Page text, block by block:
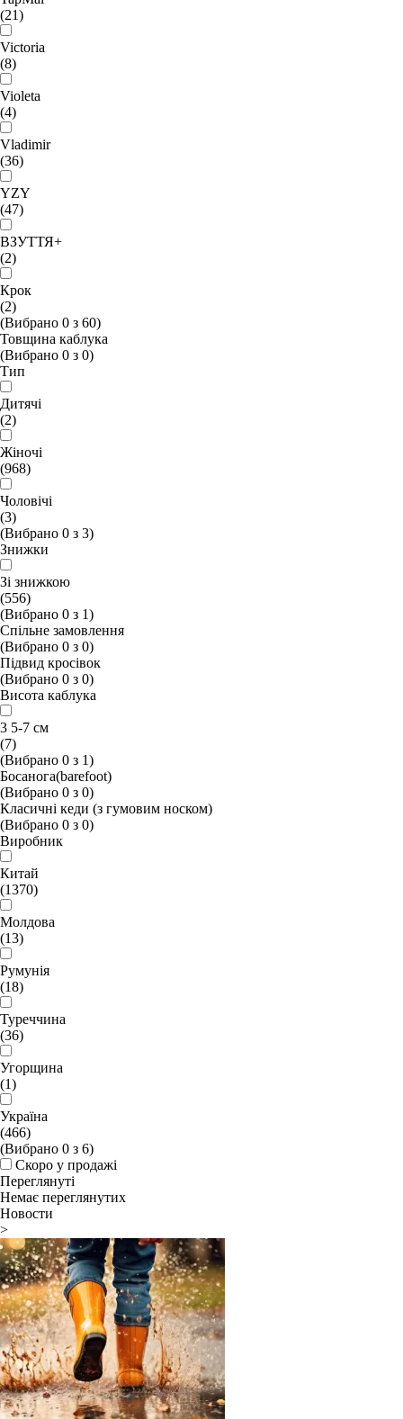
(21)
Victoria
(8)
Violeta
(4)
Vladimir
(36)
YZY
(47)
ВЗУТТЯ+
(2)
Крок
(2)
(Вибрано 0 з 60)
Товщина каблука
(Вибрано 0 з 0)
Тип
Дитячі
(2)
Жіночі
(968)
Чоловічі
(3)
(Вибрано 0 з 3)
Знижки
Зі знижкою
(556)
(Вибрано 0 з 1)
Спільне замовлення
(Вибрано 0 з 0)
Підвид кросівок
(Вибрано 0 з 0)
Висота каблука
3 5-7 см
(7)
(Вибрано 0 з 1)
Босанога(barefoot)
(Вибрано 0 з 0)
Класичні кеди (з гумовим носком)
(Вибрано 0 з 0)
Виробник
Китай
(1370)
Молдова
(13)
Румунія
(18)
Туреччина
(36)
Угорщина
(1)
Україна
(466)
(Вибрано 0 з 6)
Скоро у продажі
Переглянуті
Немає переглянутих
Новости
>